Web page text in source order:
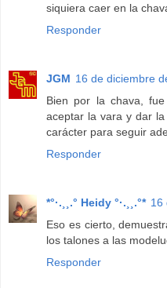
siquiera caer en la
Responder
JGM 16 de diciembre
Bien por la chava,
aceptar la vara y dar
carácter para seguir
Responder
*°·.¸¸.° Heidy °·.¸¸.°* 16
Eso es cierto,
los talones a las
Responder